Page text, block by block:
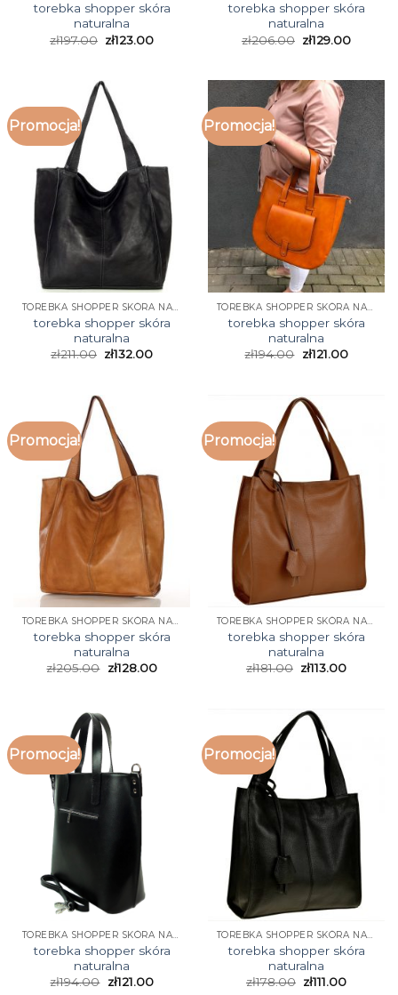
torebka shopper skóra
naturalna
zł197.00 zł123.00
torebka shopper skóra
naturalna
zł206.00 zł129.00
Promocja!
TOREBKA SHOPPER SKÓRA NATURALNA
torebka shopper skóra
naturalna
zł211.00 zł132.00
Promocja!
TOREBKA SHOPPER SKÓRA NATURALNA
torebka shopper skóra
naturalna
zł194.00 zł121.00
Promocja!
TOREBKA SHOPPER SKÓRA NATURALNA
torebka shopper skóra
naturalna
zł205.00 zł128.00
Promocja!
TOREBKA SHOPPER SKÓRA NATURALNA
torebka shopper skóra
naturalna
zł181.00 zł113.00
Promocja!
TOREBKA SHOPPER SKÓRA NATURALNA
torebka shopper skóra
naturalna
zł194.00 zł121.00
Promocja!
TOREBKA SHOPPER SKÓRA NATURALNA
torebka shopper skóra
naturalna
zł178.00 zł111.00